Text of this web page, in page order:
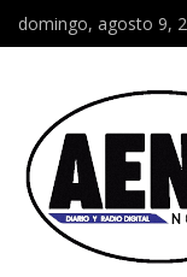
domingo, agosto 9,